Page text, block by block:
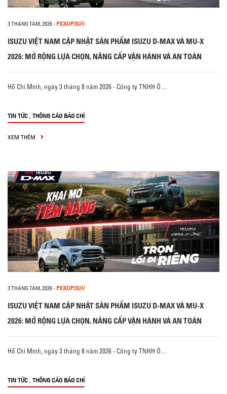
3 THÁNG TÁM, 2026- PICKUP/SUV
ISUZU VIỆT NAM CẬP NHẬT SẢN PHẨM ISUZU D-MAX VÀ MU-X
2026: MỞ RỘNG LỰA CHỌN, NÂNG CẤP VẬN HÀNH VÀ AN TOÀN
Hồ Chí Minh, ngày 3 tháng 8 năm 2026 - Công ty TNHH Ô…
TIN TỨC , THÔNG CÁO BÁO CHÍ
XEM THÊM
3 THÁNG TÁM, 2026- PICKUP/SUV
ISUZU VIỆT NAM CẬP NHẬT SẢN PHẨM ISUZU D-MAX VÀ MU-X
2026: MỞ RỘNG LỰA CHỌN, NÂNG CẤP VẬN HÀNH VÀ AN TOÀN
Hồ Chí Minh, ngày 3 tháng 8 năm 2026 - Công ty TNHH Ô…
TIN TỨC , THÔNG CÁO BÁO CHÍ